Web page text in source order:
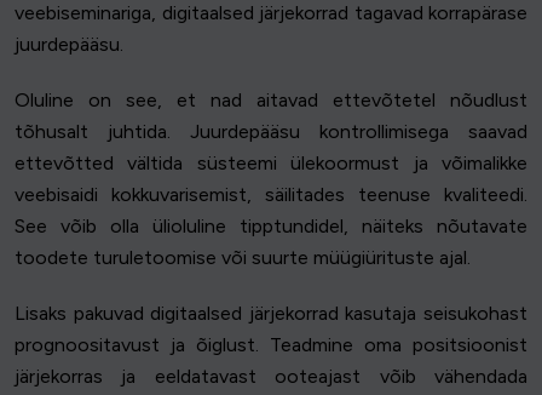
veebiseminariga, digitaalsed järjekorrad tagavad korrapärase
juurdepääsu.
Oluline on see, et nad aitavad ettevõtetel nõudlust
tõhusalt juhtida. Juurdepääsu kontrollimisega saavad
ettevõtted vältida süsteemi ülekoormust ja võimalikke
veebisaidi kokkuvarisemist, säilitades teenuse kvaliteedi.
See võib olla ülioluline tipptundidel, näiteks nõutavate
toodete turuletoomise või suurte müügiürituste ajal.
Lisaks pakuvad digitaalsed järjekorrad kasutaja seisukohast
prognoositavust ja õiglust. Teadmine oma positsioonist
järjekorras ja eeldatavast ooteajast võib vähendada